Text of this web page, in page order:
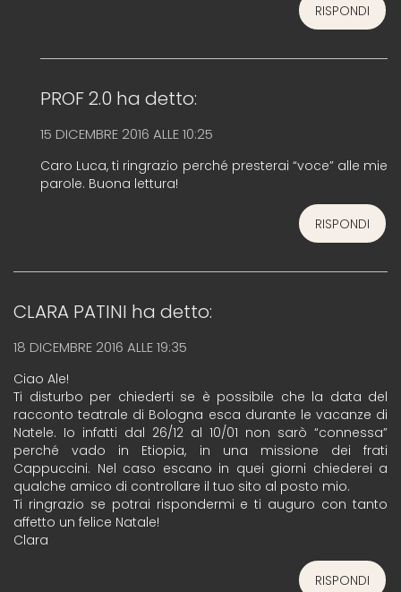
RISPONDI
PROF 2.0 ha detto:
15 DICEMBRE 2016 ALLE 10:25
Caro Luca, ti ringrazio perché presterai “voce” alle mie
parole. Buona lettura!
RISPONDI
CLARA PATINI ha detto:
18 DICEMBRE 2016 ALLE 19:35
Ciao Ale!
Ti disturbo per chiederti se è possibile che la data del
racconto teatrale di Bologna esca durante le vacanze di
Natele. Io infatti dal 26/12 al 10/01 non sarò “connessa”
perché vado in Etiopia, in una missione dei frati
Cappuccini. Nel caso escano in quei giorni chiederei a
qualche amico di controllare il tuo sito al posto mio.
Ti ringrazio se potrai rispondermi e ti auguro con tanto
affetto un felice Natale!
Clara
RISPONDI